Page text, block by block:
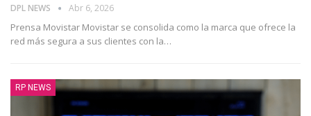
DPL NEWS Abr 6, 2026
Prensa Movistar Movistar se consolida como la marca que ofrece la
red más segura a sus clientes con la…
RP NEWS